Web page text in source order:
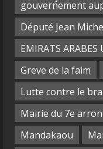
gouvernement
Député Jean
EMIRATS ARABES
Greve de la faim
Lutte contre le
Mairie du 7e
Mandakaou